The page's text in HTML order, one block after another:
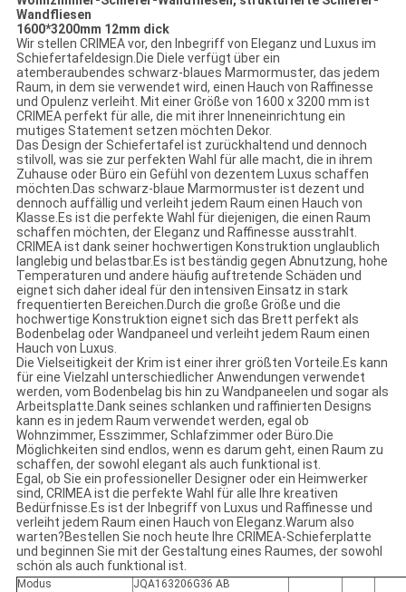
Wandfliesen
1600*3200mm 12mm dick
Wir stellen CRIMEA vor, den Inbegriff von Eleganz und Luxus im
Schiefertafeldesign.Die Diele verfügt über ein
atemberaubendes schwarz-blaues Marmormuster, das jedem
Raum, in dem sie verwendet wird, einen Hauch von Raffinesse
und Opulenz verleiht. Mit einer Größe von 1600 x 3200 mm ist
CRIMEA perfekt für alle, die mit ihrer Inneneinrichtung ein
mutiges Statement setzen möchten Dekor.
Das Design der Schiefertafel ist zurückhaltend und dennoch
stilvoll, was sie zur perfekten Wahl für alle macht, die in ihrem
Zuhause oder Büro ein Gefühl von dezentem Luxus schaffen
möchten.Das schwarz-blaue Marmormuster ist dezent und
dennoch auffällig und verleiht jedem Raum einen Hauch von
Klasse.Es ist die perfekte Wahl für diejenigen, die einen Raum
schaffen möchten, der Eleganz und Raffinesse ausstrahlt.
CRIMEA ist dank seiner hochwertigen Konstruktion unglaublich
langlebig und belastbar.Es ist beständig gegen Abnutzung, hohe
Temperaturen und andere häufig auftretende Schäden und
eignet sich daher ideal für den intensiven Einsatz in stark
frequentierten Bereichen.Durch die große Größe und die
hochwertige Konstruktion eignet sich das Brett perfekt als
Bodenbelag oder Wandpaneel und verleiht jedem Raum einen
Hauch von Luxus.
Die Vielseitigkeit der Krim ist einer ihrer größten Vorteile.Es kann
für eine Vielzahl unterschiedlicher Anwendungen verwendet
werden, vom Bodenbelag bis hin zu Wandpaneelen und sogar als
Arbeitsplatte.Dank seines schlanken und raffinierten Designs
kann es in jedem Raum verwendet werden, egal ob
Wohnzimmer, Esszimmer, Schlafzimmer oder Büro.Die
Möglichkeiten sind endlos, wenn es darum geht, einen Raum zu
schaffen, der sowohl elegant als auch funktional ist.
Egal, ob Sie ein professioneller Designer oder ein Heimwerker
sind, CRIMEA ist die perfekte Wahl für alle Ihre kreativen
Bedürfnisse.Es ist der Inbegriff von Luxus und Raffinesse und
verleiht jedem Raum einen Hauch von Eleganz.Warum also
warten?Bestellen Sie noch heute Ihre CRIMEA-Schieferplatte
und beginnen Sie mit der Gestaltung eines Raumes, der sowohl
schön als auch funktional ist.
Modus
JQA163206G36 AB